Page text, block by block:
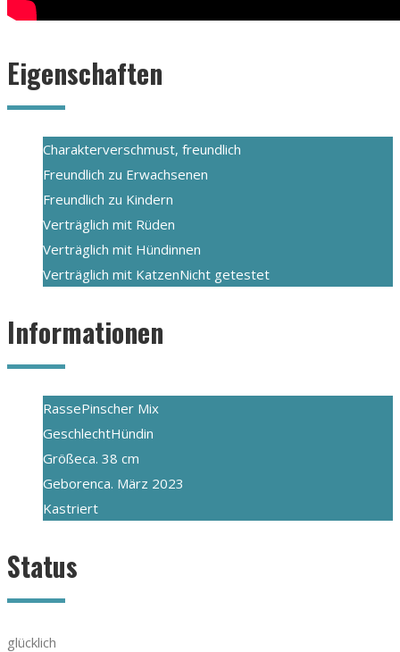
Eigenschaften
Charakterverschmust, freundlich
Freundlich zu Erwachsenen
Freundlich zu Kindern
Verträglich mit Rüden
Verträglich mit Hündinnen
Verträglich mit KatzenNicht getestet
Informationen
RassePinscher Mix
GeschlechtHündin
Größeca. 38 cm
Geborenca. März 2023
Kastriert
Status
glücklich